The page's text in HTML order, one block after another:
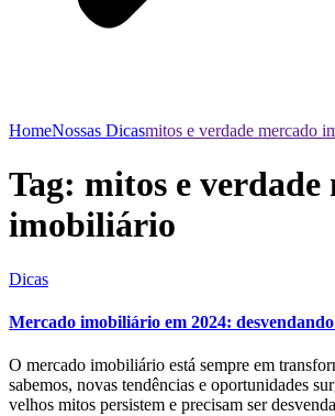
HomeNossas Dicasmitos e verdade mercado
Tag: mitos e verdade
imobiliário
Dicas
Mercado imobiliário em 2024:
O mercado imobiliário está sempre em
sabemos, novas tendências e oportunidades
velhos mitos persistem e precisam ser